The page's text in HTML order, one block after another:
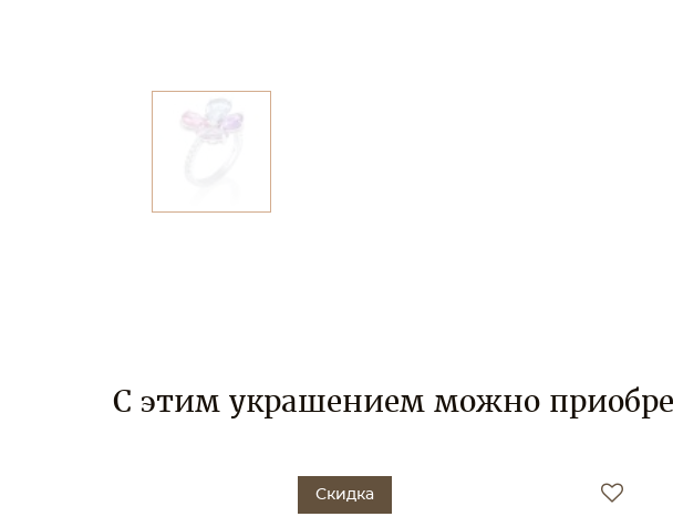
С этим украшением можно
Скидка